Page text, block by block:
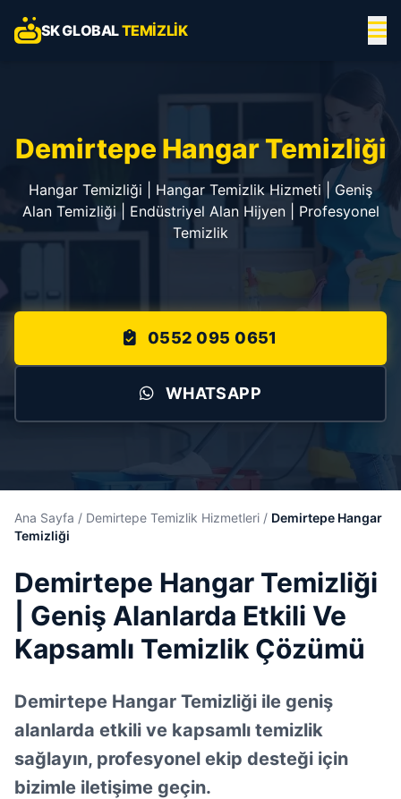
SK GLOBALTEMIZLIK
Demirtepe Hangar Temizliği
Hangar Temizliği | Hangar Temizlik Hizmeti | Geniş
Alan Temizliği | Endüstriyel Alan Hijyen | Profesyonel
Temizlik
0552 095 0651
WHATSAPP
Ana Sayfa / Demirtepe Temizlik Hizmetleri / Demirtepe Hangar
Temizliği
Demirtepe Hangar Temizliği
| Geniş Alanlarda Etkili Ve
Kapsamlı Temizlik Çözümü
Demirtepe Hangar Temizliği ile geniş
alanlarda etkili ve kapsamlı temizlik
sağlayın, profesyonel ekip desteği için
bizimle iletişime geçin.